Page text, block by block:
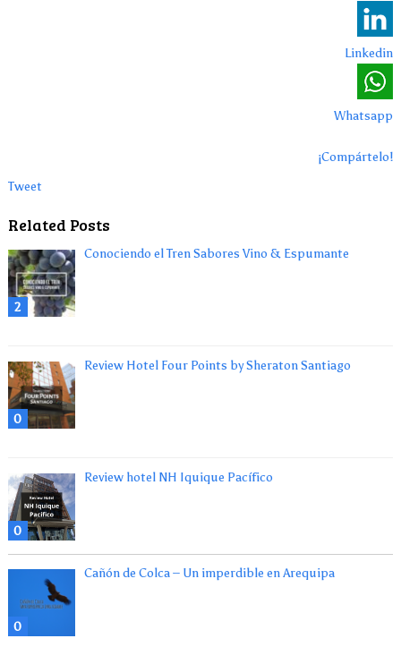
Linkedin
Whatsapp
¡Compártelo!
Tweet
Related Posts
2
Conociendo el Tren Sabores Vino & Espumante
0
Review Hotel Four Points by Sheraton Santiago
0
Review hotel NH Iquique Pacífico
0
Cañón de Colca – Un imperdible en Arequipa